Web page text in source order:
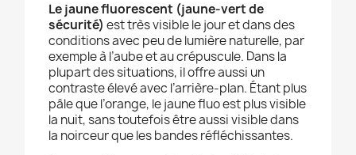
Le jaune fluorescent (jaune-vert de
sécurité) est très visible le jour et dans des
conditions avec peu de lumière naturelle, par
exemple à l’aube et au crépuscule. Dans la
plupart des situations, il offre aussi un
contraste élevé avec l’arrière-plan. Étant plus
pâle que l’orange, le jaune fluo est plus visible
la nuit, sans toutefois être aussi visible dans
la noirceur que les bandes réfléchissantes.